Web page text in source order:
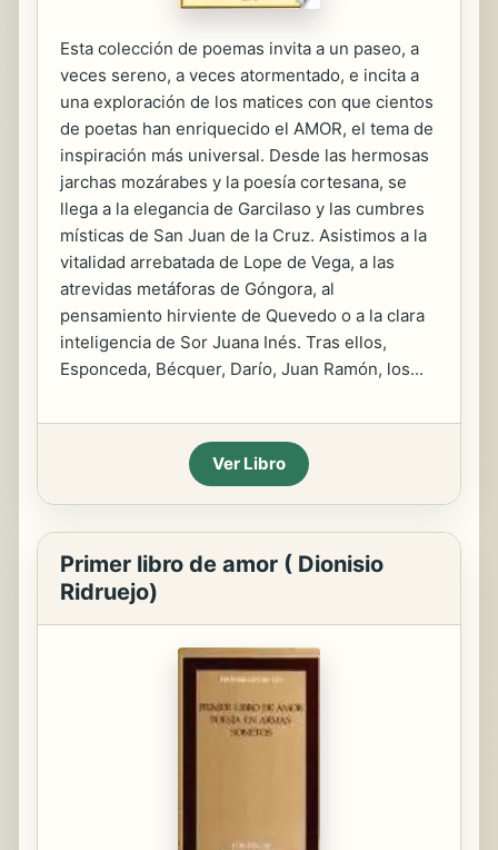
Esta colección de poemas invita a un paseo, a
veces sereno, a veces atormentado, e incita a
una exploración de los matices con que cientos
de poetas han enriquecido el AMOR, el tema de
inspiración más universal. Desde las hermosas
jarchas mozárabes y la poesía cortesana, se
llega a la elegancia de Garcilaso y las cumbres
místicas de San Juan de la Cruz. Asistimos a la
vitalidad arrebatada de Lope de Vega, a las
atrevidas metáforas de Góngora, al
pensamiento hirviente de Quevedo o a la clara
inteligencia de Sor Juana Inés. Tras ellos,
Esponceda, Bécquer, Darío, Juan Ramón, los...
Ver Libro
Primer libro de amor ( Dionisio
Ridruejo)